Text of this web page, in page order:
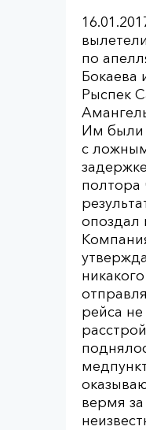
по
Бокаева
Рыспек
Им были
с
полтора
опоздал
рейса
вермя